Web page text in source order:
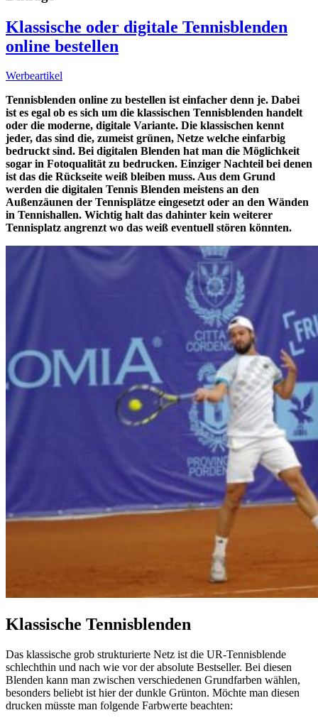
Klassische oder digitale Tennisblenden
online bestellen
Werbeartikel
Tennisblenden online zu bestellen ist einfacher denn je. Dabei
ist es egal ob es sich um die klassischen Tennisblenden handelt
oder die moderne, digitale Variante. Die klassischen kennt
jeder, das sind die, zumeist grünen, Netze welche einfarbig
bedruckt sind. Bei digitalen Blenden hat man die Möglichkeit
sogar in Fotoqualität zu bedrucken. Einziger Nachteil bei denen
ist das die Rückseite weiß bleiben muss. Aus dem Grund
werden die digitalen Tennis Blenden meistens an den
Außenzäunen der Tennisplätze eingesetzt oder an den Wänden
in Tennishallen. Wichtig halt das dahinter kein weiterer
Tennisplatz angrenzt wo das weiß eventuell stören könnten.
Klassische Tennisblenden
Das klassische grob strukturierte Netz ist die UR-Tennisblende
schlechthin und nach wie vor der absolute Bestseller. Bei diesen
Blenden kann man zwischen verschiedenen Grundfarben wählen,
besonders beliebt ist hier der dunkle Grünton. Möchte man diesen
drucken müsste man folgende Farbwerte beachten: